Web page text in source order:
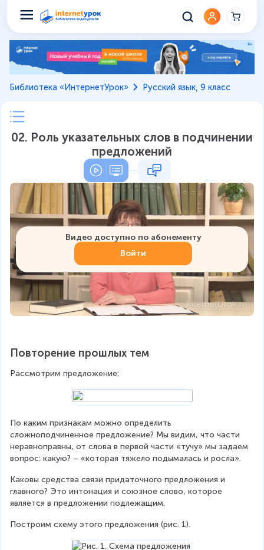
Библиотека «ИнтернетУрок» Русский язык, 9 класс
02. Роль указательных слов в подчинении
предложений
Видео доступно по абонементу
Войти
Повторение прошлых тем
Рассмотрим предложение:
По каким признакам можно определить
сложноподчиненное предложение? Мы видим, что части
неравноправны, от слова в первой части «тучу» мы задаем
вопрос: какую? – «которая тяжело подымалась и росла».
Каковы средства связи придаточного предложения и
главного? Это интонация и союзное слово, которое
является в предложении подлежащим.
Построим схему этого предложения (рис. 1).